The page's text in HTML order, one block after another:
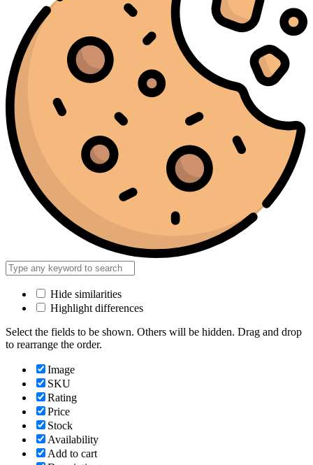
Hide similarities
Highlight differences
Select the fields to be shown. Others will be hidden. Drag and drop
to rearrange the order.
Image
SKU
Rating
Price
Stock
Availability
Add to cart